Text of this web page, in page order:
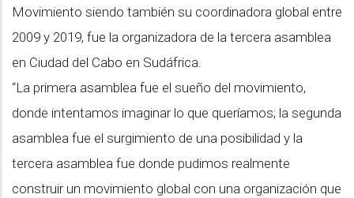
Movimiento siendo también su coordinadora global entre
2009 y 2019, fue la organizadora de la tercera asamblea
en Ciudad del Cabo en Sudáfrica.
“La primera asamblea fue el sueño del movimiento,
donde intentamos imaginar lo que queríamos; la segunda
asamblea fue el surgimiento de una posibilidad y la
tercera asamblea fue donde pudimos realmente
construir un movimiento global con una organización que